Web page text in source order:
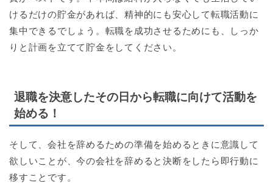
けるだけの貯金があれば、精神的にも安心して転職活動に
集中できるでしょう。転職を成功させるためにも、しっか
りと計画を立てて貯金をしてください。
退職を決意したその日から転職に向けて活動を
始める！
そして、会社を辞めるための準備を始めるときに意識して
欲しいことが、今の会社を辞めると決断をしたら即行動に
移すことです。